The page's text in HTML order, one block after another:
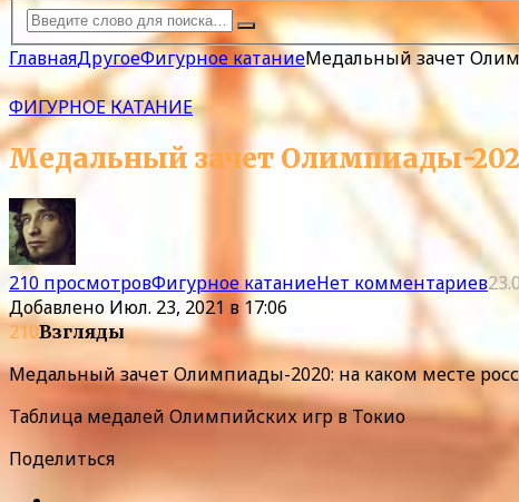
ГлавнаяДругоеФигурное катаниеМедальный зачет
ФИГУРНОЕ КАТАНИЕ
Медальный зачет Олимпиады-
210 просмотровФигурное катаниеНет комментариев
Добавлено Июл. 23, 2021 в 17:06
210Взгляды
Медальный зачет Олимпиады-2020: на каком месте
Таблица медалей Олимпийских игр в Токио
Поделиться